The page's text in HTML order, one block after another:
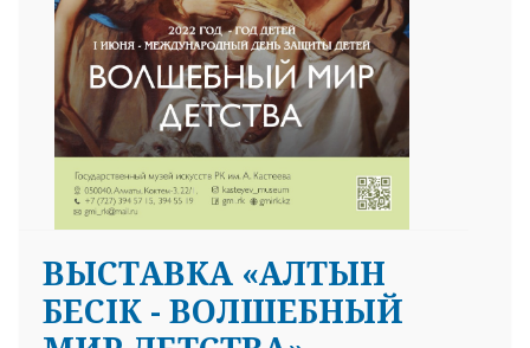
ВЫСТАВКА «АЛТЫН
БЕСІК - ВОЛШЕБНЫЙ